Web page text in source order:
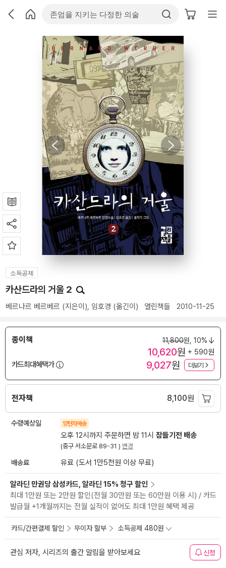
소득공제
카산드라의 거울 2
베르나르 베르베르 (지은이), 임호경 (옮긴이) 열린책들 2010-11-25
종이책 11,800원, 10%
10,620원 + 590원
카드최대혜택가
9,027원 더보기
전자책 8,100원
수령예상일 양탄자배송
오후 12시까지 주문하면 밤 11시 잠들기전 배송
(중구 서소문로 89-31 ) 변경
배송료 유료 (도서 1만5천원 이상 무료)
알라딘 만권당 삼성카드, 알라딘 15% 청구 할인
최대 1만원 또는 2만원 할인(전월 30만원 또는 60만원 이용 시) / 카드
발급월 +1개월까지는 전월 실적이 없어도 최대 1만원 혜택 제공
카드/간편결제 할인 무이자 할부 소득공제 480원
관심 저자, 시리즈의 출간 알림을 받아보세요 신청